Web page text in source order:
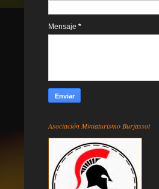
Mensaje *
Asociación Miniaturismo Burjassot